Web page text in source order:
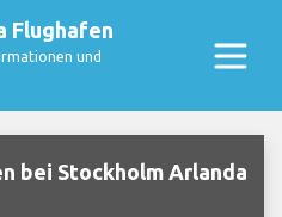
Flughafen
und
bei Stockholm Arlanda